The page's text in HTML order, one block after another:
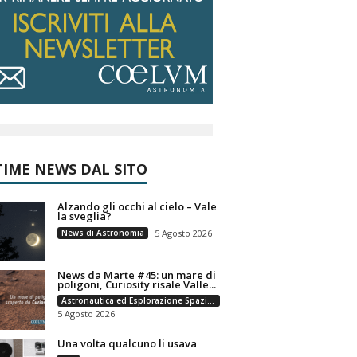
NEWS DAL SITO
Alzando gli occhi al cielo – Vale
la sveglia?
News di Astronomia 5 Agosto 2026
News da Marte #45: un mare di
poligoni, Curiosity risale Valle...
Astronautica ed Esplorazione Spaziale
5 Agosto 2026
Una volta qualcuno li usava